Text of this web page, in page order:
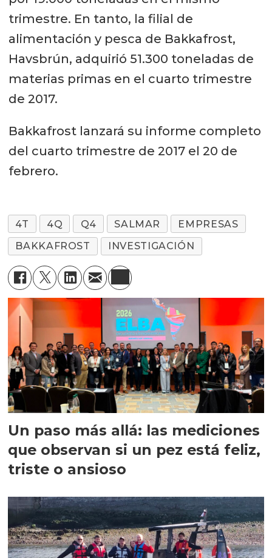
trimestre. En tanto, la filial de
alimentación y pesca de Bakkafrost,
Havsbrún, adquirió 51.300 toneladas de
materias primas en el cuarto trimestre
de 2017.
Bakkafrost lanzará su informe completo
del cuarto trimestre de 2017 el 20 de
febrero.
4T 4Q Q4 SALMAR
EMPRESAS
BAKKAFROST
INVESTIGACIÓN
Un paso más allá: las mediciones
que observan si un pez está feliz,
triste o ansioso